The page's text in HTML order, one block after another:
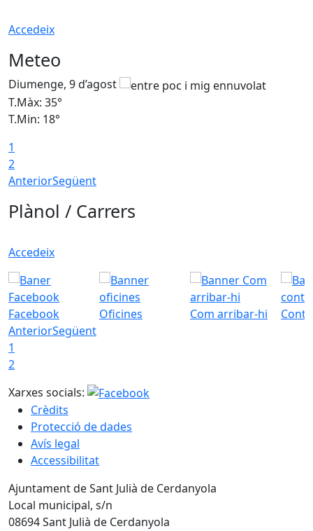
Accedeix
Meteo
Diumenge, 9 d’agost
T.Màx: 35°
T.Min: 18°
1
2
AnteriorSegüent
Plànol / Carrers
Accedeix
Facebook Oficines Com arribar-hi
AnteriorSegüent
1
2
Xarxes socials:
Crèdits
Protecció de dades
Avís legal
Accessibilitat
Ajuntament de Sant Julià de Cerdanyola
Local municipal, s/n
08694 Sant Julià de Cerdanyola